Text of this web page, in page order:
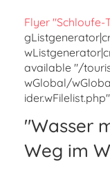
Flyer "Schloufe-
available "/
wGlobal/
"Wasser
Weg im